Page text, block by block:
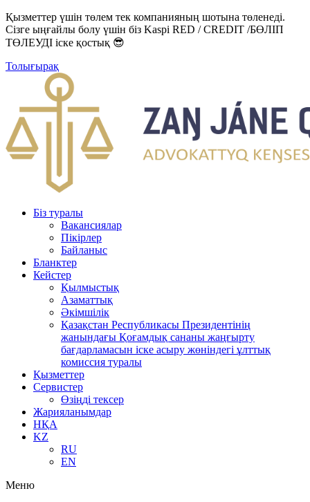
Қызметтер үшін төлем тек компанияның шотына төленеді.
Сізге ыңғайлы болу үшін біз Kaspi RED / CREDIT /БӨЛІП
ТӨЛЕУДІ іске қостық 😎
Толығырақ
Біз туралы
Вакансиялар
Пікірлер
Байланыс
Бланктер
Кейстер
Қылмыстық
Азаматтық
Әкімшілік
Қазақстан Республикасы Президентінің
жанындағы Қоғамдық сананы жаңғырту
бағдарламасын іске асыру жөніндегі ұлттық
комиссия туралы
Қызметтер
Сервистер
Өзіңді тексер
Жарияланымдар
НҚА
KZ
RU
EN
Меню